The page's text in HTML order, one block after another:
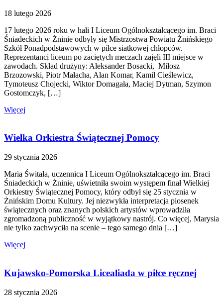
18 lutego 2026
17 lutego 2026 roku w hali I Liceum Ogólnokształcącego im. Braci
Śniadeckich w Żninie odbyły się Mistrzostwa Powiatu Żnińskiego
Szkół Ponadpodstawowych w piłce siatkowej chłopców.
Reprezentanci liceum po zaciętych meczach zajęli III miejsce w
zawodach. Skład drużyny: Aleksander Bosacki, Miłosz
Brzozowski, Piotr Małacha, Alan Komar, Kamil Cieślewicz,
Tymoteusz Chojecki, Wiktor Domagała, Maciej Dytman, Szymon
Gostomczyk, […]
Więcej
Wielka Orkiestra Świątecznej Pomocy
29 stycznia 2026
Maria Świtała, uczennica I Liceum Ogólnokształcącego im. Braci
Śniadeckich w Żninie, uświetniła swoim występem finał Wielkiej
Orkiestry Świątecznej Pomocy, który odbył się 25 stycznia w
Żnińskim Domu Kultury. Jej niezwykła interpretacja piosenek
świątecznych oraz znanych polskich artystów wprowadziła
zgromadzoną publiczność w wyjątkowy nastrój. Co więcej, Marysia
nie tylko zachwyciła na scenie – tego samego dnia […]
Więcej
Kujawsko-Pomorska Licealiada w piłce ręcznej
28 stycznia 2026